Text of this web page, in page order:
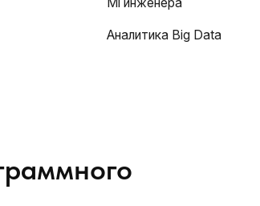
Аналитика Big Data